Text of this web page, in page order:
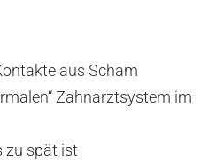
aus Scham
Zahnarztsystem im
zu spät ist